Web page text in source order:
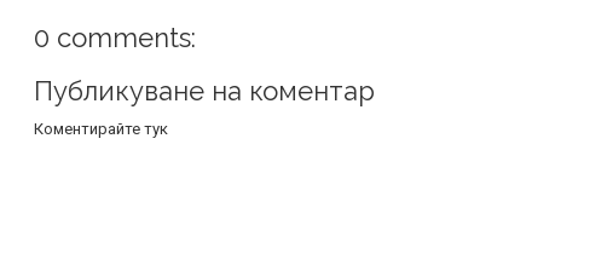
0 comments:
Публикуване на коментар
Коментирайте тук